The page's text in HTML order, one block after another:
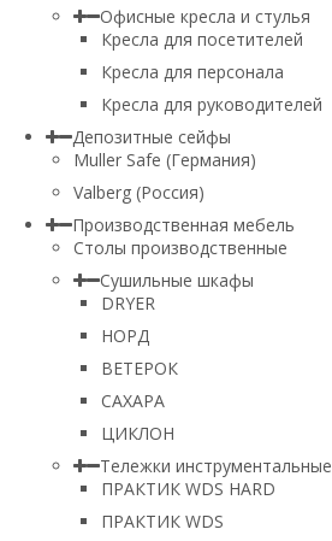
Офисные кресла и стулья
Кресла для посетителей
Кресла для персонала
Кресла для руководителей
Депозитные сейфы
Muller Safe (Германия)
Valberg (Россия)
Производственная мебель
Столы производственные
Сушильные шкафы
DRYER
НОРД
ВЕТЕРОК
САХАРА
ЦИКЛОН
Тележки инструментальные
ПРАКТИК WDS HARD
ПРАКТИК WDS